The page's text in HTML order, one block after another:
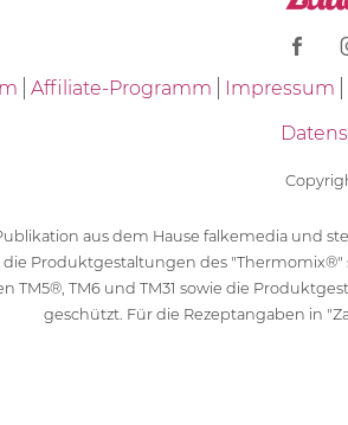
Affiliate-Programm Impressum
aus dem Hause falkemedia und
Produktgestaltungen des
TM5®, TM6 und TM31 sowie die
geschützt. Für die Rezeptangaben in